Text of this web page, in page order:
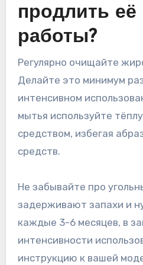
продлить её
работы?
Регулярно очищайте
Делайте это минимум
интенсивном
мытья используйте
средством, избегая
средств.
Не забывайте про
задерживают запахи и
каждые 3-6 месяцев, в
интенсивности
инструкцию к вашей